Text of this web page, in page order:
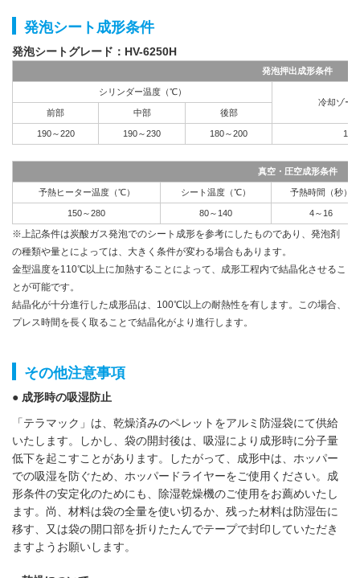
発泡シート成形条件
発泡シートグレード：HV-6250H
発泡押出成形条件
シリンダー温度（℃）
冷却ゾー
前部
中部 後部
190～220 190～230 180～200 170
真空・圧空成形条件
予熱ヒーター温度（℃） シート温度（℃） 予熱時間（秒）
150～280 80～140 4～16
※上記条件は炭酸ガス発泡でのシート成形を参考にしたものであり、発泡剤
の種類や量とによっては、大きく条件が変わる場合もあります。
金型温度を110℃以上に加熱することによって、成形工程内で結晶化させるこ
とが可能です。
結晶化が十分進行した成形品は、100℃以上の耐熱性を有します。この場合、
プレス時間を長く取ることで結晶化がより進行します。
その他注意事項
● 成形時の吸湿防止
「テラマック」は、乾燥済みのペレットをアルミ防湿袋にて供給
いたします。しかし、袋の開封後は、吸湿により成形時に分子量
低下を起こすことがあります。したがって、成形中は、ホッパー
での吸湿を防ぐため、ホッパードライヤーをご使用ください。成
形条件の安定化のためにも、除湿乾燥機のご使用をお薦めいたし
ます。尚、材料は袋の全量を使い切るか、残った材料は防湿缶に
移す、又は袋の開口部を折りたたんでテープで封印していただき
ますようお願いします。